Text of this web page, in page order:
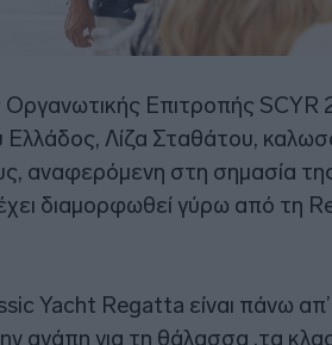
Επιτροπής SCYR
Ελλάδος, Λίζα Σταθάτου,
αναφερόμενη στη σημασία της
διαμορφωθεί γύρω από τη
Yacht Regatta είναι πάνω
αγάπη για τη θάλασσα ,τα